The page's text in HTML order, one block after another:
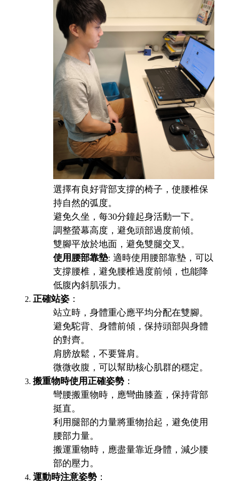
選擇有良好背部支撐的椅子，使腰椎保
持自然的弧度。
避免久坐，每30分鐘起身活動一下。
調整螢幕高度，避免頭部過度前傾。
雙腳平放於地面，避免雙腿交叉。
使用腰部靠墊: 適時使用腰部靠墊，可以
支撐腰椎，避免腰椎過度前傾，也能降
低腹內斜肌張力。
正確站姿 ：
站立時，身體重心應平均分配在雙腳。
避免駝背、身體前傾，保持頭部與身體
的對齊。
肩膀放鬆，不要聳肩。
微微收腹，可以幫助核心肌群的穩定。
搬重物時使用正確姿勢 ：
彎腰搬重物時，應彎曲膝蓋，保持背部
挺直。
利用腿部的力量將重物抬起，避免使用
腰部力量。
搬運重物時，應盡量靠近身體，減少腰
部的壓力。
運動時注意姿勢 ：